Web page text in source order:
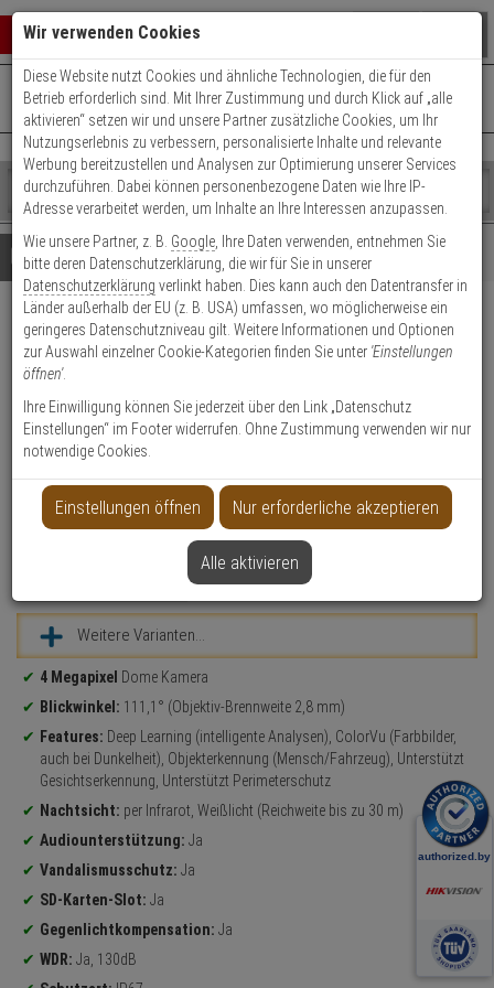
Warenkorb schließen
0 ARTIKEL IM WARENKORB
Ihr Warenkorb ist momentan leer.
Ergebnisse ()
Fertig
Shop
durchsuchen
Bitte
geben
Sie
mindestens
Zeichen
ein,
um
Suche
Es
wurde
noch
Kategorien
Suche
gestartet
+49 (0)821 899 493-0Mo. - Do.: 8:00 - 16:30 | Fr.: 8:00 - 14:00 Uhr
Kontaktservice nutzen
Details Beratung
HIKVision DS-2CD2147G3-
LIS2UY(2.8mm) IP-Kamera 4MP
Produktmerkmale
Weitere Varianten...
Produktinformationen
4 Megapixel Dome Kamera
Blickwinkel: 111,1° (Objektiv-Brennweite 2,8 mm)
Features: Deep Learning (intelligente Analysen), ColorVu (Farbbilder,
auch bei Dunkelheit), Objekterkennung (Mensch/Fahrzeug), Unterstützt
Gesichtserkennung, Unterstützt Perimeterschutz
Nachtsicht: per Infrarot, Weißlicht (Reichweite bis zu 30 m)
Audiounterstützung: Ja
Vandalismusschutz: Ja
SD-Karten-Slot: Ja
Gegenlichtkompensation: Ja
WDR: Ja, 130dB
Wir verwenden Cookies
Diese Website nutzt Cookies und ähnliche Technologien, die für den
Betrieb erforderlich sind. Mit Ihrer Zustimmung und durch Klick auf „alle
aktivieren“ setzen wir und unsere Partner zusätzliche Cookies, um Ihr
Nutzungserlebnis zu verbessern, personalisierte Inhalte und relevante
Werbung bereitzustellen und Analysen zur Optimierung unserer Services
durchzuführen. Dabei können personenbezogene Daten wie Ihre IP-
Adresse verarbeitet werden, um Inhalte an Ihre Interessen anzupassen.
Wie unsere Partner, z. B. Google , Ihre Daten verwenden, entnehmen Sie
bitte deren Datenschutzerklärung, die wir für Sie in unserer
Datenschutzerklärung verlinkt haben. Dies kann auch den Datentransfer in
Länder außerhalb der EU (z. B. USA) umfassen, wo möglicherweise ein
geringeres Datenschutzniveau gilt. Weitere Informationen und Optionen
zur Auswahl einzelner Cookie-Kategorien finden Sie unter 'Einstellungen
öffnen'.
Ihre Einwilligung können Sie jederzeit über den Link „Datenschutz
Einstellungen“ im Footer widerrufen. Ohne Zustimmung verwenden wir nur
notwendige Cookies.
Einstellungen öffnen Nur erforderliche akzeptieren
Alle aktivieren